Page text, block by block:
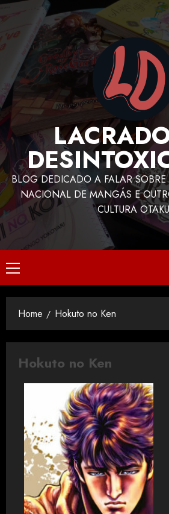
BLOG DEDICADO A FALAR
NACIONAL DE MANGÁS E
CULTURA
Home Hokuto no Ken
Hokuto no Ken